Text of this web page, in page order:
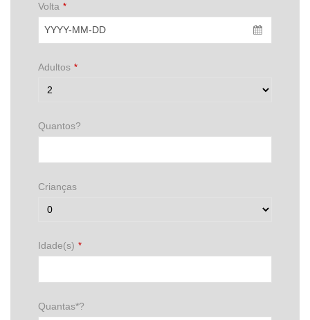
Volta *
Adultos *
Quantos?
Crianças
Idade(s) *
Quantas*?